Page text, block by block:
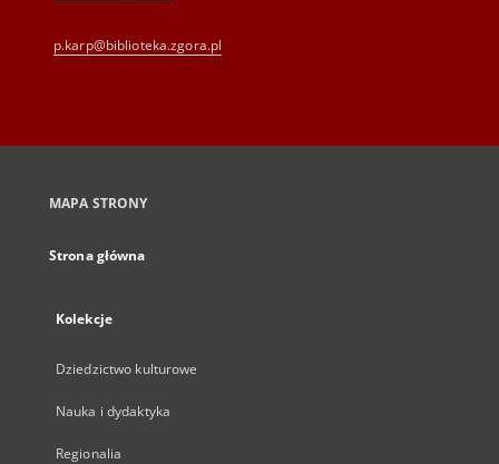
p.karp@biblioteka.zgora.pl
MAPA STRONY
Strona główna
Kolekcje
Dziedzictwo kulturowe
Nauka i dydaktyka
Regionalia